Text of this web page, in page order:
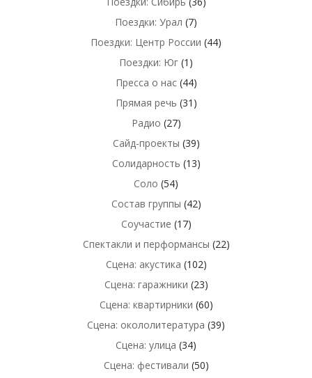
Поездки: Урал (7)
Поездки: Центр России (44)
Поездки: Юг (1)
Пресса о нас(44)
Прямая речь (31)
Радио (27)
Сайд-проекты (39)
Солидарность (13)
Соло (54)
Состав группы (42)
Соучастие (17)
Спектакли и перформансы (22)
Сцена: акустика (102)
Сцена: гаражники (23)
Сцена: квартирники (60)
Сцена: окололитература (39)
Сцена: улица (34)
Сцена: фестивали (50)